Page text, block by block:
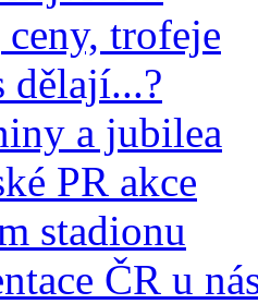
trofeje
dělají...?
a jubilea
PR akce
stadionu
ČR u